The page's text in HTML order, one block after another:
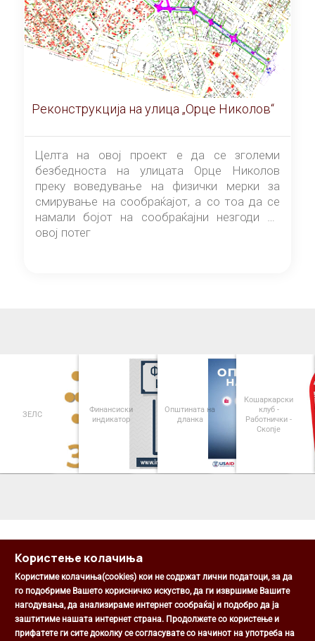
Реконструкција на улица „Орце Николов“
Целта на овој проект е да се зголеми
безбедноста на улицата Орце Николов
преку воведување на физички мерки за
смирување на сообраќајот, а со тоа да се
намали бојот на сообраќајни незгоди на
овој потег
ЗЕЛС
Финансиски
индикатор
Општината на
дланка
Кошаркарски
клуб -
Работнички -
Скопје
Општина Центар
Михаил Цоков бр. 1, Скопје
Користење колачиња
Користиме колачиња(cookies) кои не содржат лични податоци, за да
го подобриме Вашето корисничко искуство, да ги извршиме Вашите
нагодувања, да анализираме интернет сообраќај и подобро да ја
заштитиме нашата интернет страна. Продолжете со користење и
прифатете ги сите доколку се согласувате со начинот на употреба на